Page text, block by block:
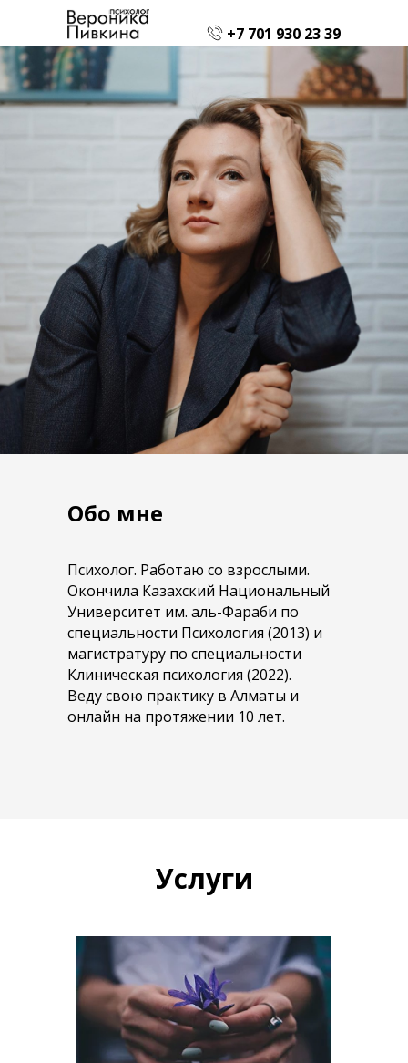
+7 701 930 23 39
Психолог. Работаю со взрослыми.
Окончила Казахский Национальный
Университет им. аль-Фараби по
специальности Психология (2013) и
магистратуру по специальности
Клиническая психология (2022).
Веду свою практику в Алматы и
онлайн на протяжении 10 лет.
Обо мне
Услуги